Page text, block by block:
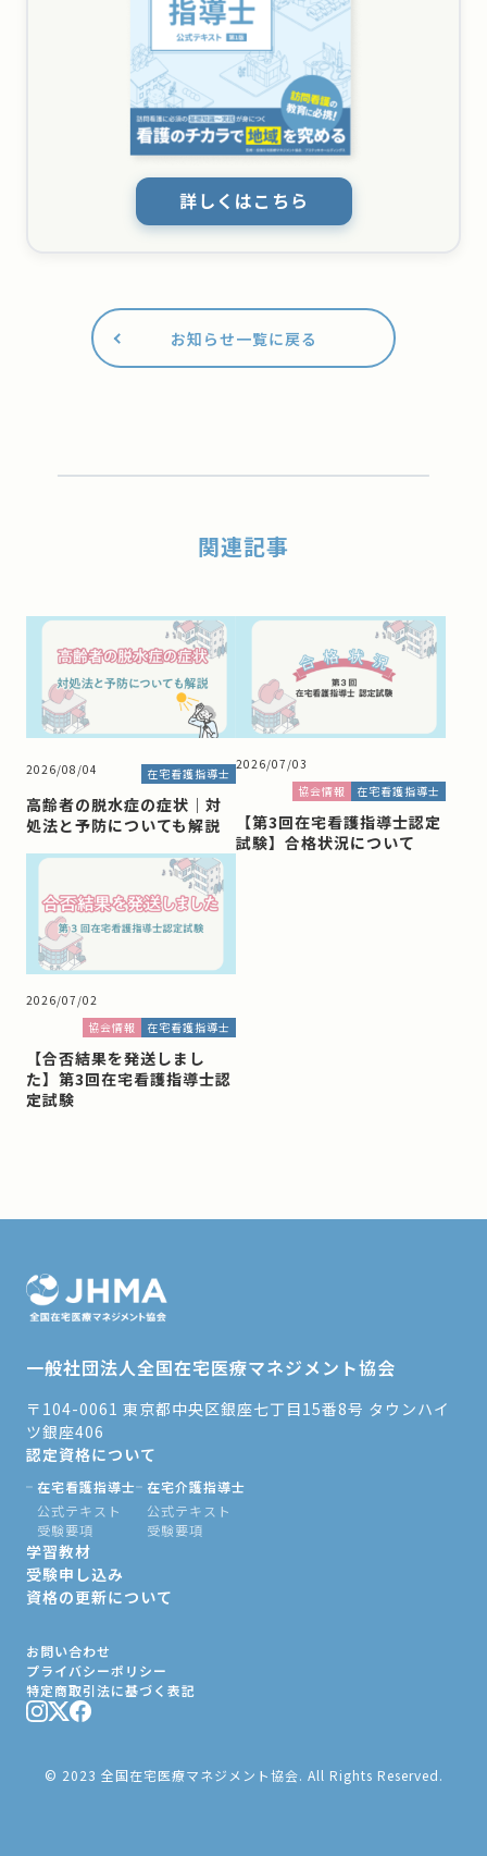
詳しくはこちら
お知らせ一覧に戻る
関連記事
2026/08/04 在宅看護指導士
高齢者の脱水症の症状｜対
処法と予防についても解説
2026/07/03
協会情報
在宅看護指導士
【第3回在宅看護指導士認定
試験】合格状況について
2026/07/02
協会情報
在宅看護指導士
【合否結果を発送しまし
た】第3回在宅看護指導士認
定試験
一般社団法人全国在宅医療マネジメント協会
〒104-0061 東京都中央区銀座七丁目15番8号 タウンハイ
ツ銀座406
認定資格について
在宅看護指導士
公式テキスト
受験要項
在宅介護指導士
公式テキスト
受験要項
学習教材
受験申し込み
資格の更新について
お問い合わせ
プライバシーポリシー
特定商取引法に基づく表記
© 2023 全国在宅医療マネジメント協会. All Rights Reserved.